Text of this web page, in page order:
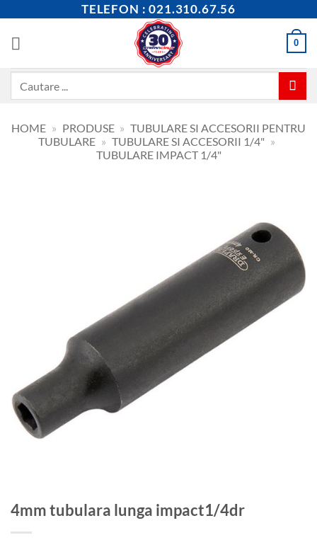
content
TELEFON : 021.310.67.56
0
HOME » PRODUSE » TUBULARE SI ACCESORII PENTRU
TUBULARE » TUBULARE SI ACCESORII 1/4" »
TUBULARE IMPACT 1/4"
4mm tubulara lunga impact1/4dr